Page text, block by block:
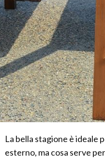
La bella stagione è ideale
esterno, ma cosa serve